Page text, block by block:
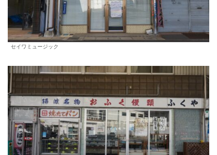
セイワミュージック